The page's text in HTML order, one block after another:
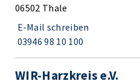
06502 Thale
E-Mail schreiben
03946 98 10 100
WIR-Harzkreis e.V.